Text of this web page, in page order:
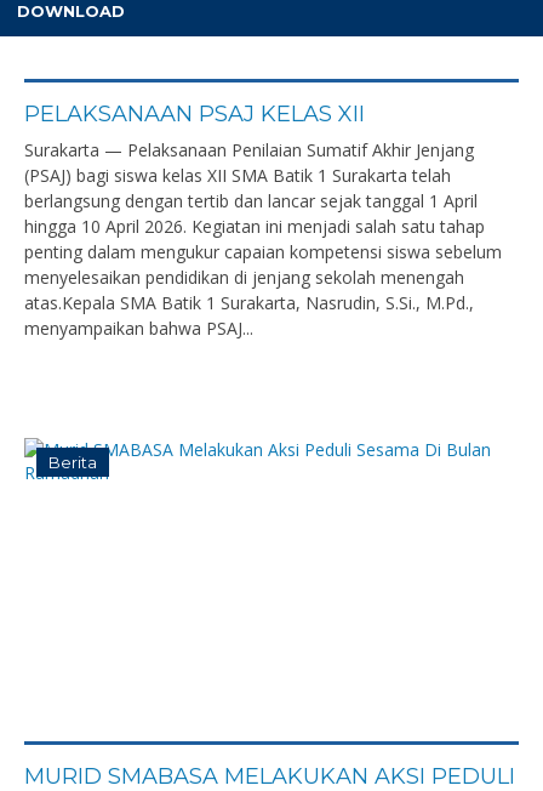
DOWNLOAD
PELAKSANAAN PSAJ KELAS XII
Surakarta — Pelaksanaan Penilaian Sumatif Akhir Jenjang
(PSAJ) bagi siswa kelas XII SMA Batik 1 Surakarta telah
berlangsung dengan tertib dan lancar sejak tanggal 1 April
hingga 10 April 2026. Kegiatan ini menjadi salah satu tahap
penting dalam mengukur capaian kompetensi siswa sebelum
menyelesaikan pendidikan di jenjang sekolah menengah
atas.Kepala SMA Batik 1 Surakarta, Nasrudin, S.Si., M.Pd.,
menyampaikan bahwa PSAJ...
Berita
MURID SMABASA MELAKUKAN AKSI PEDULI